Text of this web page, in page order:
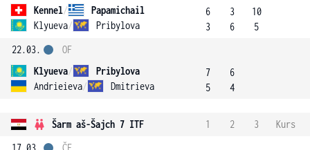
Kennel/
Papamichail
Klyueva/ Pribylova
6
3
3
6
10
5
22.03.
Klyueva/
Pribylova
Andrieieva/ Dmitrieva
OF
7
5
6
4
Šarm aš-Šajch 7 ITF 1 2 3
Kurs
17.03.
ČF